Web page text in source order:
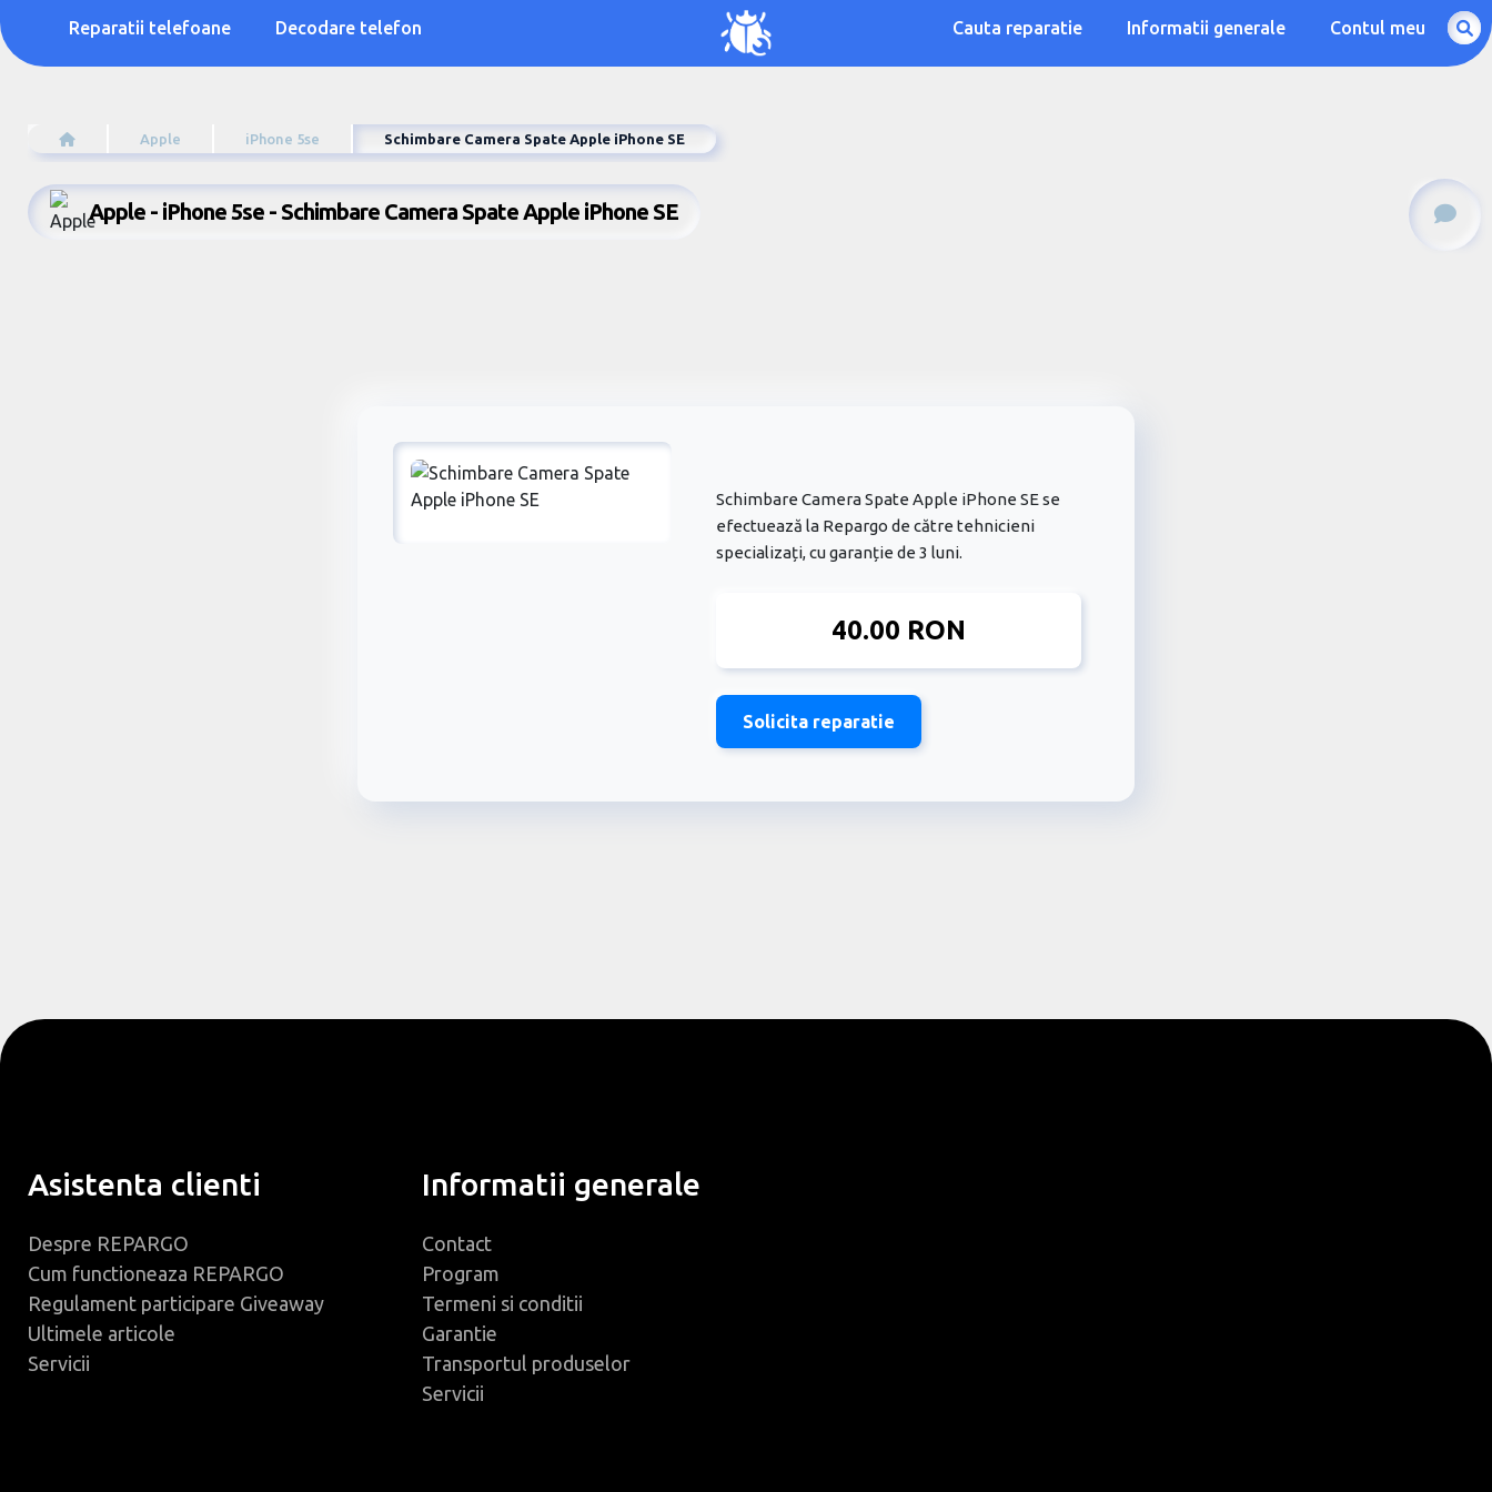
Reparatii telefoane Decodare telefon Cauta reparatie Informatii generale Contul meu
Apple iPhone 5se Schimbare Camera Spate Apple iPhone SE
Apple - iPhone 5se - Schimbare Camera Spate Apple iPhone SE
Schimbare Camera Spate Apple iPhone SE se
efectuează la Repargo de către tehnicieni
specializați, cu garanție de 3 luni.
40.00 RON
Solicita reparatie
Asistenta clienti
Despre REPARGO
Cum functioneaza REPARGO
Regulament participare Giveaway
Ultimele articole
Servicii
Informatii generale
Contact
Program
Termeni si conditii
Garantie
Transportul produselor
Servicii